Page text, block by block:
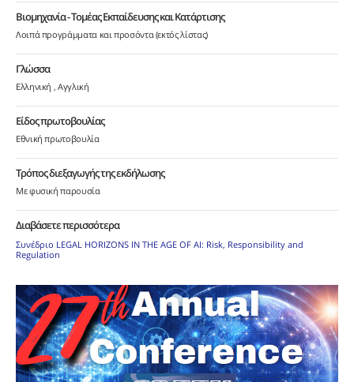
Βιομηχανία - Τομέας Εκπαίδευσης και Κατάρτισης
Λοιπά προγράμματα και προσόντα (εκτός λίστας)
Γλώσσα
Ελληνική Αγγλική
Είδος πρωτοβουλίας
Εθνική πρωτοβουλία
Τρόπος διεξαγωγής της εκδήλωσης
Με φυσική παρουσία
Διαβάσετε περισσότερα
Συνέδριο LEGAL HORIZONS IN THE AGE OF AI: Risk, Responsibility and
Regulation